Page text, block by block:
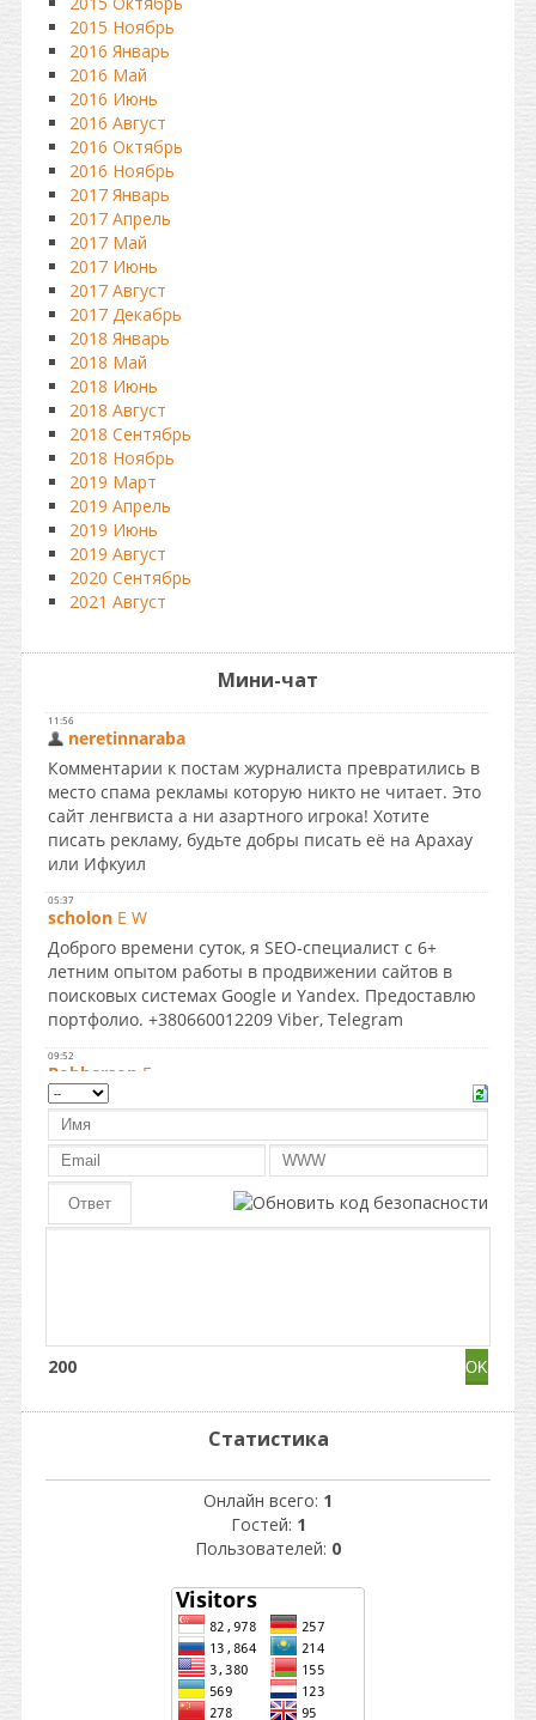
2015 Ноябрь
2016 Январь
2016 Май
2016 Июнь
2016 Август
2016 Октябрь
2016 Ноябрь
2017 Январь
2017 Апрель
2017 Май
2017 Июнь
2017 Август
2017 Декабрь
2018 Январь
2018 Май
2018 Июнь
2018 Август
2018 Сентябрь
2018 Ноябрь
2019 Март
2019 Апрель
2019 Июнь
2019 Август
2020 Сентябрь
2021 Август
Мини-чат
200
Статистика
Онлайн всего: 1
Гостей: 1
Пользователей: 0